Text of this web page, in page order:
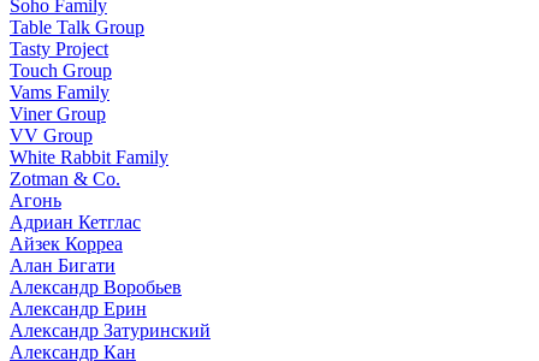
Soho Family
Table Talk Group
Tasty Project
Touch Group
Vams Family
Viner Group
VV Group
White Rabbit Family
Zotman & Co.
Агонь
Адриан Кетглас
Айзек Корреа
Алан Бигати
Александр Воробьев
Александр Ерин
Александр Затуринский
Александр Кан